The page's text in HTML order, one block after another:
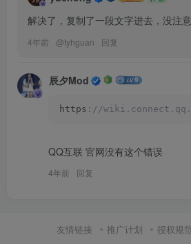
解决了，复制了一段文字进去，没注
4年前 @tyhguan 回复
辰夕Mod
https ://
QQ互联 官网没有这个错误
4年前 回复
友情链接 推广计划 授权规